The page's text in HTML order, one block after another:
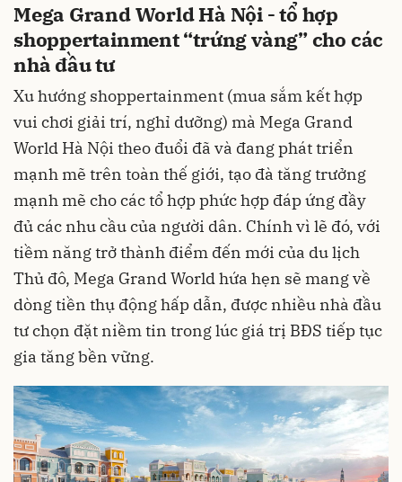
Mega Grand World Hà Nội - tổ hợp
shoppertainment “trứng vàng” cho các
nhà đầu tư
Xu hướng shoppertainment (mua sắm kết hợp
vui chơi giải trí, nghỉ dưỡng) mà Mega Grand
World Hà Nội theo đuổi đã và đang phát triển
mạnh mẽ trên toàn thế giới, tạo đà tăng trưởng
mạnh mẽ cho các tổ hợp phức hợp đáp ứng đầy
đủ các nhu cầu của người dân. Chính vì lẽ đó, với
tiềm năng trở thành điểm đến mới của du lịch
Thủ đô, Mega Grand World hứa hẹn sẽ mang về
dòng tiền thụ động hấp dẫn, được nhiều nhà đầu
tư chọn đặt niềm tin trong lúc giá trị BĐS tiếp tục
gia tăng bền vững.